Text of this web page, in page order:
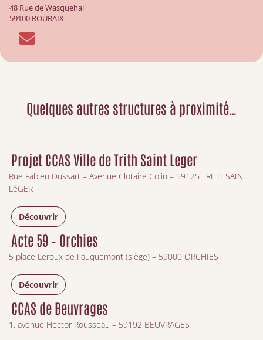
48 Rue de Wasquehal
59100 ROUBAIX
Quelques autres structures à proximité…
Projet CCAS Ville de Trith Saint Leger
Rue Fabien Dussart – Avenue Clotaire Colin – 59125 TRITH SAINT
LéGER
Découvrir
Acte 59 – Orchies
5 place Leroux de Fauquemont (siège) – 59000 ORCHIES
Découvrir
CCAS de Beuvrages
1, avenue Hector Rousseau – 59192 BEUVRAGES